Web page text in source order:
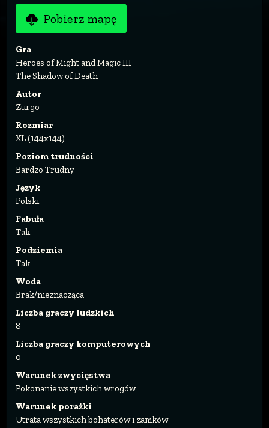
Pobierz mapę
Gra
Heroes of Might and Magic III
The Shadow of Death
Autor
Zurgo
Rozmiar
XL (144x144)
Poziom trudności
Bardzo Trudny
Język
Polski
Fabuła
Tak
Podziemia
Tak
Woda
Brak/nieznacząca
Liczba graczy ludzkich
8
Liczba graczy komputerowych
0
Warunek zwycięstwa
Pokonanie wszystkich wrogów
Warunek porażki
Utrata wszystkich bohaterów i zamków